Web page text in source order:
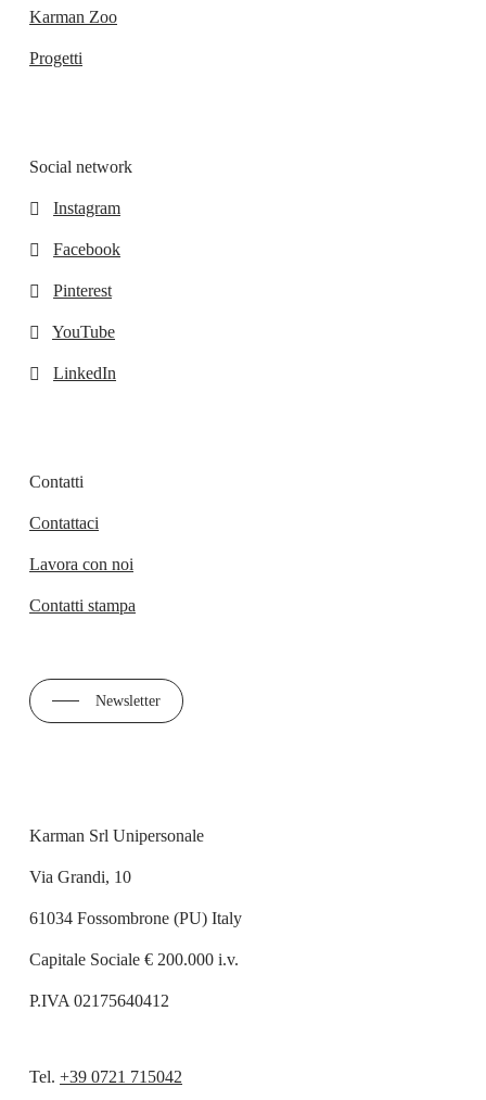
Karman Zoo
Progetti
Social network
Instagram
Facebook
Pinterest
YouTube
LinkedIn
Contatti
Contattaci
Lavora con noi
Contatti stampa
Newsletter
Karman Srl Unipersonale
Via Grandi, 10
61034 Fossombrone (PU) Italy
Capitale Sociale € 200.000 i.v.
P.IVA 02175640412
Tel.+39 0721 715042